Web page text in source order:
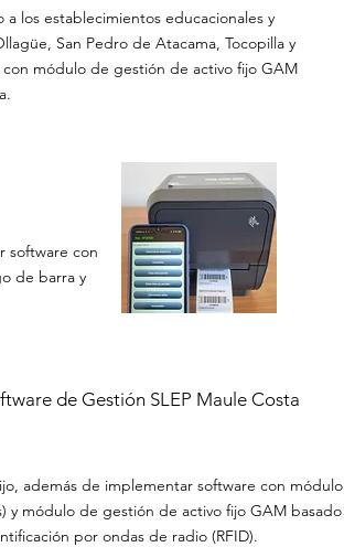
los establecimientos educacionales y
San Pedro de Atacama, Tocopilla y
módulo de gestión de activo fijo GAM
software con
de barra y
de Gestión SLEP Maule Costa
además de implementar software con módulo
y módulo de gestión de activo fijo GAM basado
por ondas de radio (RFID).